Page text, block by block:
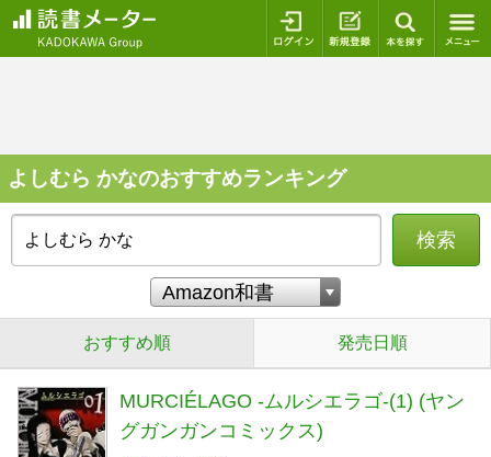
ログイン 新規登録
よしむら かなのおすすめランキング
検索
おすすめ順 発売日順
MURCIÉLAGO -ムルシエラゴ-(1) (ヤン
グガンガンコミックス)